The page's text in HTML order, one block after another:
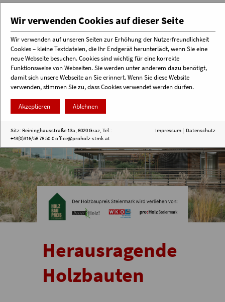
Menü
Herausragende
Holzbauten
Wir verwenden Cookies auf dieser Seite
Wir verwenden auf unseren Seiten zur Erhöhung der Nutzerfreundlichkeit
Cookies – kleine Textdateien, die Ihr Endgerät herunterlädt, wenn Sie eine
neue Webseite besuchen. Cookies sind wichtig für eine korrekte
Funktionsweise von Webseiten. Sie werden unter anderem dazu benötigt,
damit sich unsere Webseite an Sie erinnert. Wenn Sie diese Website
verwenden, stimmen Sie zu, dass Cookies verwendet werden dürfen.
Akzeptieren Ablehnen
Sitz: Reininghausstraße 13a, 8020 Graz, Tel.:
+43(0)316/58 78 50-0office@proholz-stmk.at
Impressum| Datenschutz